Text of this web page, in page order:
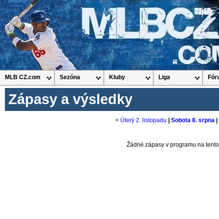
MLB CZ.com Sezóna Kluby Liga
Zápasy a výsledky
< Úterý 2. listopadu Sobota 8. srpna|
Žádné zápasy v programu na